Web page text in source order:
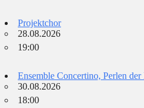
Projektchor
28.08.2026
19:00
Ensemble Concertino, Perlen
30.08.2026
18:00